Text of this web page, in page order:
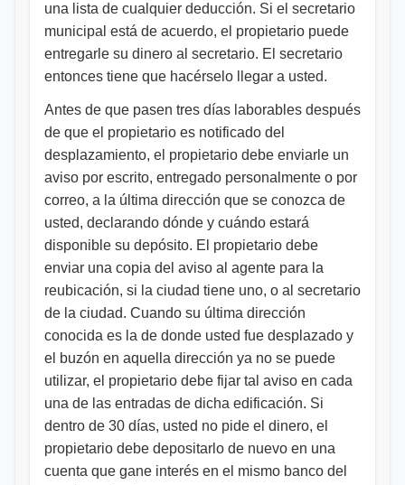
una lista de cualquier deducción. Si el secretario
municipal está de acuerdo, el propietario puede
entregarle su dinero al secretario. El secretario
entonces tiene que hacérselo llegar a usted.
Antes de que pasen tres días laborables después
de que el propietario es notificado del
desplazamiento, el propietario debe enviarle un
aviso por escrito, entregado personalmente o por
correo, a la última dirección que se conozca de
usted, declarando dónde y cuándo estará
disponible su depósito. El propietario debe
enviar una copia del aviso al agente para la
reubicación, si la ciudad tiene uno, o al secretario
de la ciudad. Cuando su última dirección
conocida es la de donde usted fue desplazado y
el buzón en aquella dirección ya no se puede
utilizar, el propietario debe fijar tal aviso en cada
una de las entradas de dicha edificación. Si
dentro de 30 días, usted no pide el dinero, el
propietario debe depositarlo de nuevo en una
cuenta que gane interés en el mismo banco del